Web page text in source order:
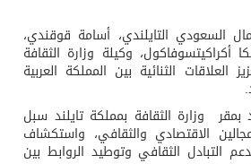
السعودي التايلندي، أسامة قوقندي،
أكراكيتسوفاكول، وكيلة وزارة الثقافة
العلاقات الثنائية بين المملكة العربية
بمقر وزارة الثقافة بمملكة تايلند سبل
الاقتصادي والثقافي، واستكشاف
التبادل الثقافي وتوطيد الروابط بين